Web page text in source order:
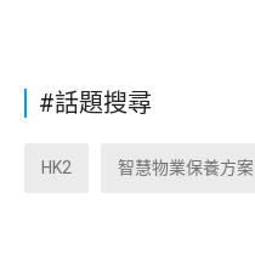
#話題搜尋
HK2 智慧物業保養方案